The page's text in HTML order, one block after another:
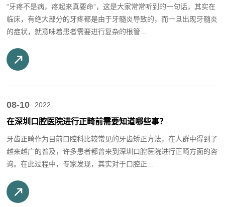
“牙疼不是病，疼起来真要命”，这是大家常常听到的一句话，其实在
临床，有绝大部分的牙疼都是由于牙髓炎导致的，而一旦出现牙髓炎
的症状，就意味着患者需要进行复杂的根管...
08-10 2022
在深圳口腔医院进行正畸前需要知道哪些事？
牙齿正畸作为目前口腔科比较常见的牙齿矫正方法，在人群中得到了
越来越广的普及，许多患者都曾来到深圳口腔医院进行正畸方面的咨
询。在此过程中，专家发现，其实对于口腔正...